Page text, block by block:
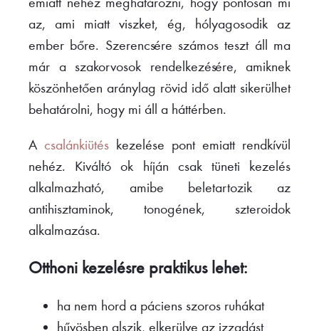
az, ami miatt viszket, ég, hólyagosodik az
ember bőre. Szerencsére számos teszt áll ma
már a szakorvosok rendelkezésére, amiknek
köszönhetően aránylag rövid idő alatt sikerülhet
behatárolni, hogy mi áll a háttérben.
A csalánkiütés kezelése pont emiatt rendkívül
nehéz. Kiváltó ok híján csak tüneti kezelés
alkalmazható, amibe beletartozik az
antihisztaminok, tonogének, szteroidok
alkalmazása.
Otthoni kezelésre praktikus lehet:
ha nem hord a páciens szoros ruhákat
hűvösben alszik, elkerülve az izzadást